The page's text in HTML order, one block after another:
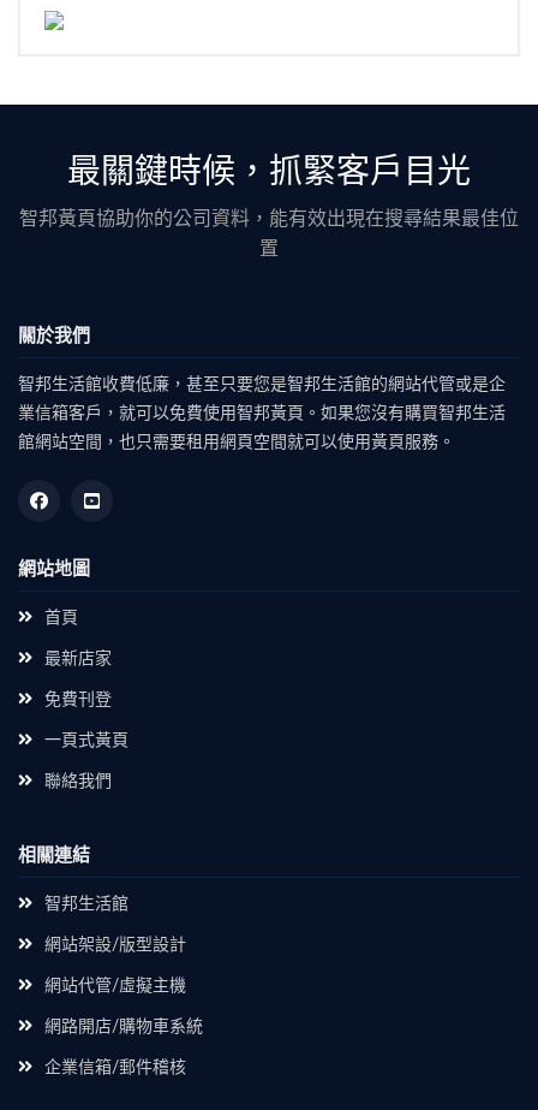
最關鍵時候，抓緊客戶目光
智邦黃頁協助你的公司資料，能有效出現在搜尋結果最佳位
置
關於我們
智邦生活館收費低廉，甚至只要您是智邦生活館的網站代管或是企
業信箱客戶，就可以免費使用智邦黃頁。如果您沒有購買智邦生活
館網站空間，也只需要租用網頁空間就可以使用黃頁服務。
網站地圖
首頁
最新店家
免費刊登
一頁式黃頁
聯絡我們
相關連結
智邦生活館
網站架設/版型設計
網站代管/虛擬主機
網路開店/購物車系統
企業信箱/郵件稽核